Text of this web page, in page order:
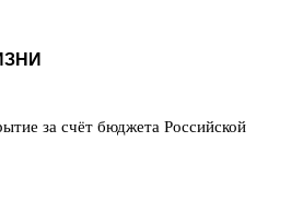
за счёт бюджета Российской